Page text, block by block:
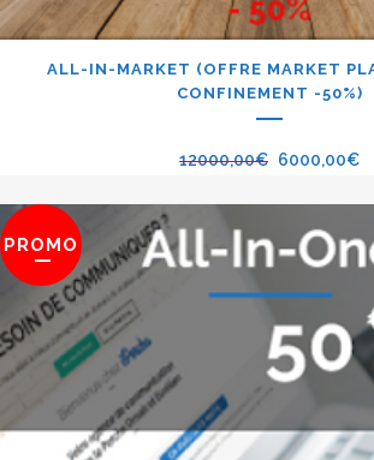
ALL-IN-MARKET (OFFRE MARKET
CONFINEMENT -50%)
12000,00€ 6000,00€
PROMO